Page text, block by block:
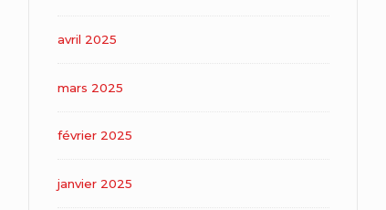
avril 2025
mars 2025
février 2025
janvier 2025